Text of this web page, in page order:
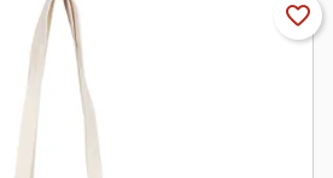
favorite_border